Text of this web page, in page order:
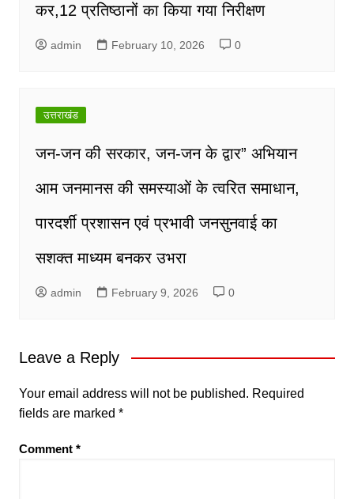
कर,12 प्रतिष्ठानों का किया गया निरीक्षण
admin February 10, 2026 0
उत्तराखंड
जन-जन की सरकार, जन-जन के द्वार” अभियान
आम जनमानस की समस्याओं के त्वरित समाधान,
पारदर्शी प्रशासन एवं प्रभावी जनसुनवाई का
सशक्त माध्यम बनकर उभरा
admin February 9, 2026 0
Leave a Reply
Your email address will not be published. Required
fields are marked *
Comment *